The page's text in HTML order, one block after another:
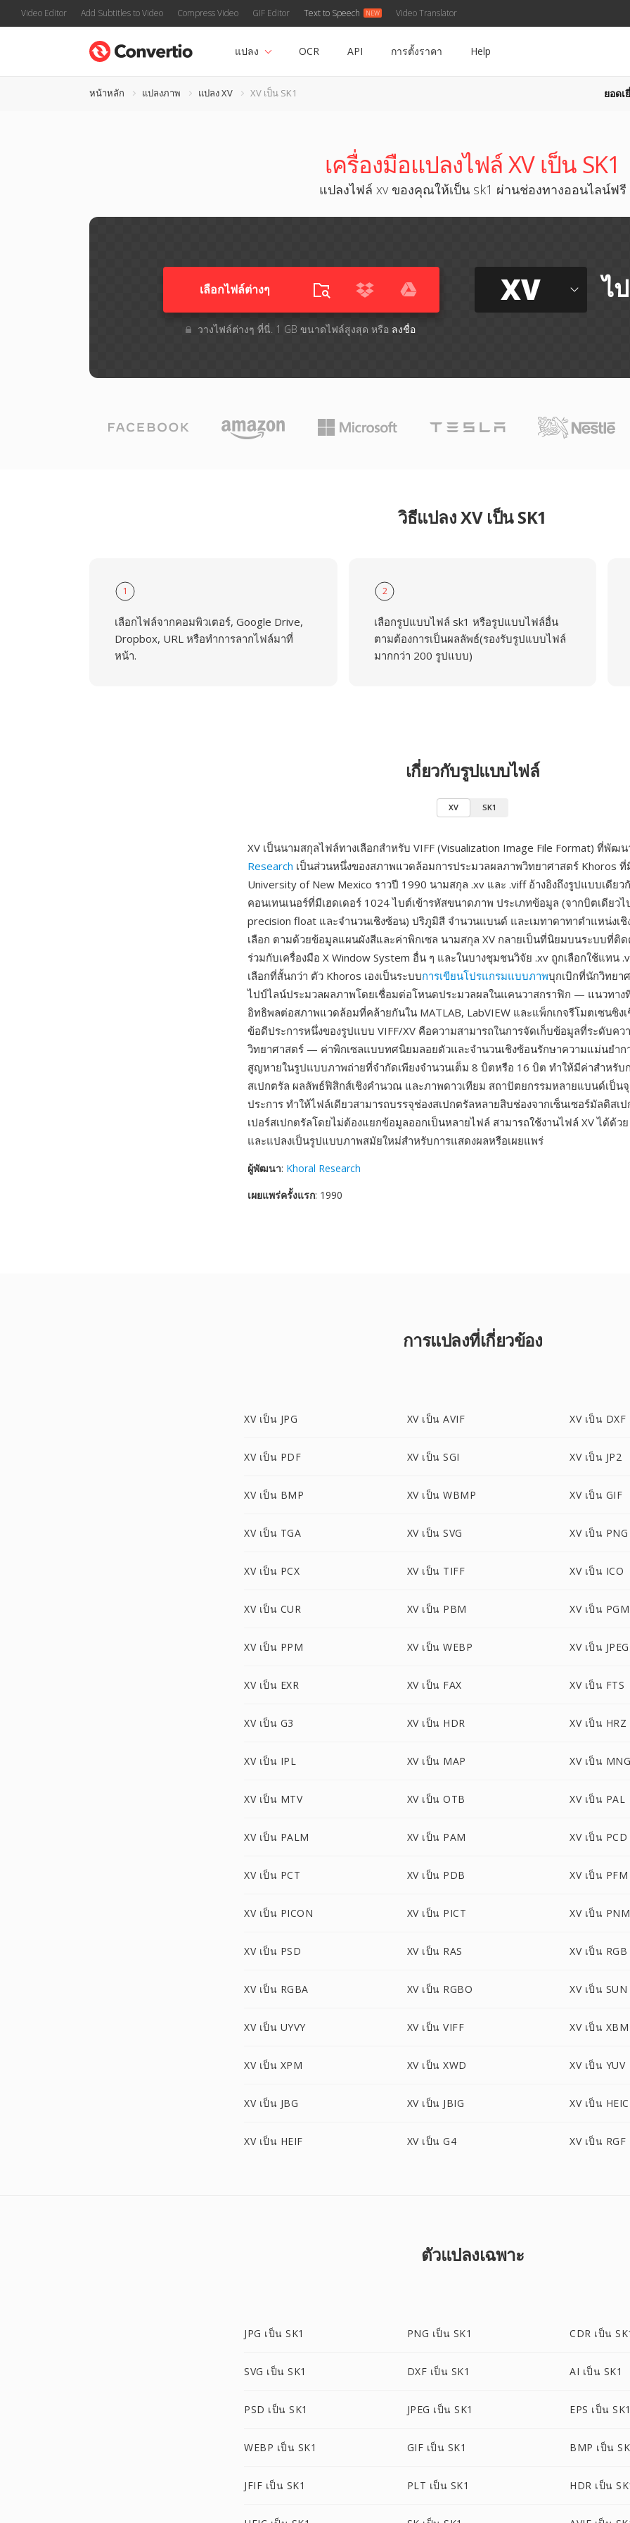
Video Editor Add Subtitles to Video Compress Video GIF Editor Text to Speech Video Translator
แปลง OCR API การตั้งราคา Help
หน้าหลัก แปลงภาพ แปลง XV XV เป็น SK1 ยอดเ
เครื่องมือแปลงไฟล์ XV เป็น SK1
แปลงไฟล์ xv ของคุณให้เป็น sk1 ผ่านช่องทางออนไลน์ฟรี
เลือกไฟล์ต่างๆ​
วางไฟล์ต่างๆ​ ที่นี่. 1 GB ขนาดไฟล์สูงสุด หรือ ลงชื่อ
XV ไ
วิธีแปลง XV เป็น SK1
1
เลือกไฟล์จากคอมพิวเตอร์, Google Drive,
Dropbox, URL หรือทำการลากไฟล์มาที่
หน้า.
2
เลือกรูปแบบไฟล์ sk1 หรือรูปแบบไฟล์อื่น
ตามต้องการเป็นผลลัพธ์(รองรับรูปแบบไฟล์
มากกว่า 200 รูปแบบ)
เกี่ยวกับรูปแบบไฟล์
XV SK1
XV เป็นนามสกุลไฟล์ทางเลือกสำหรับ VIFF (Visualization Image File Format) ที่พัฒ
Research เป็นส่วนหนึ่งของสภาพแวดล้อมการประมวลผลภาพวิทยาศาสตร์ Khoros
University of New Mexico ราวปี 1990 นามสกุล .xv และ .viff อ้างอิงถึงรูปแบบเดีย
คอนเทนเนอร์ที่มีเฮดเดอร์ 1024 ไบต์เข้ารหัสขนาดภาพ ประเภทข้อมูล (จากบิตเดียว
precision float และจำนวนเชิงซ้อน) ปริภูมิสี จำนวนแบนด์ และเมทาดาทาตำแหน่งเ
เลือก ตามด้วยข้อมูลแผนผังสีและค่าพิกเซล นามสกุล XV กลายเป็นที่นิยมบนระบบที่ติด
ร่วมกับเครื่องมือ X Window System อื่น ๆ และในบางชุมชนวิจัย .xv ถูกเลือกใช้แทน
เลือกที่สั้นกว่า ตัว Khoros เองเป็นระบบการเขียนโปรแกรมแบบภาพบุกเบิกที่นักวิทยา
ไปป์ไลน์ประมวลผลภาพโดยเชื่อมต่อโหนดประมวลผลในแคนวาสกราฟิก — แนวทาง
อิทธิพลต่อสภาพแวดล้อมที่คล้ายกันใน MATLAB, LabVIEW และแพ็กเกจรีโมตเซนซิง
ข้อดีประการหนึ่งของรูปแบบ VIFF/XV คือความสามารถในการจัดเก็บข้อมูลที่ระดับคว
วิทยาศาสตร์ — ค่าพิกเซลแบบทศนิยมลอยตัวและจำนวนเชิงซ้อนรักษาความแม่นยำก
สูญหายในรูปแบบภาพถ่ายที่จำกัดเพียงจำนวนเต็ม 8 บิตหรือ 16 บิต ทำให้มีค่าสำหรับก
สเปกตรัล ผลลัพธ์ฟิสิกส์เชิงคำนวณ และภาพดาวเทียม สถาปัตยกรรมหลายแบนด์เป็น
ประการ ทำให้ไฟล์เดียวสามารถบรรจุช่องสเปกตรัลหลายสิบช่องจากเซ็นเซอร์มัลติสเ
เปอร์สเปกตรัลโดยไม่ต้องแยกข้อมูลออกเป็นหลายไฟล์ สามารถใช้งานไฟล์ XV ได้ด้ว
และแปลงเป็นรูปแบบภาพสมัยใหม่สำหรับการแสดงผลหรือเผยแพร่
ผู้พัฒนา: Khoral Research
เผยแพร่ครั้งแรก: 1990
การแปลงที่เกี่ยวข้อง
XV เป็น JPG XV เป็น AVIF XV เป็น DXF
XV เป็น PDF XV เป็น SGI XV เป็น JP2
XV เป็น BMP XV เป็น WBMP XV เป็น GIF
XV เป็น TGA XV เป็น SVG XV เป็น PNG
XV เป็น PCX XV เป็น TIFF XV เป็น ICO
XV เป็น CUR XV เป็น PBM XV เป็น PGM
XV เป็น PPM XV เป็น WEBP XV เป็น JPEG
XV เป็น EXR XV เป็น FAX XV เป็น FTS
XV เป็น G3 XV เป็น HDR XV เป็น HRZ
XV เป็น IPL XV เป็น MAP XV เป็น
XV เป็น MTV XV เป็น OTB XV เป็น PAL
XV เป็น PALM XV เป็น PAM XV เป็น PCD
XV เป็น PCT XV เป็น PDB XV เป็น PFM
XV เป็น PICON XV เป็น PICT XV เป็น PNM
XV เป็น PSD XV เป็น RAS XV เป็น RGB
XV เป็น RGBA XV เป็น RGBO XV เป็น SUN
XV เป็น UYVY XV เป็น VIFF XV เป็น XBM
XV เป็น XPM XV เป็น XWD XV เป็น YUV
XV เป็น JBG XV เป็น JBIG XV เป็น HEIC
XV เป็น HEIF XV เป็น G4 XV เป็น RGF
ตัวแปลงเฉพาะ
JPG เป็น SK1 PNG เป็น SK1 CDR เป็น
SVG เป็น SK1 DXF เป็น SK1 AI เป็น SK1
PSD เป็น SK1 JPEG เป็น SK1 EPS เป็น
WEBP เป็น SK1 GIF เป็น SK1 BMP เป็น
JFIF เป็น SK1 PLT เป็น SK1 HDR เป็น